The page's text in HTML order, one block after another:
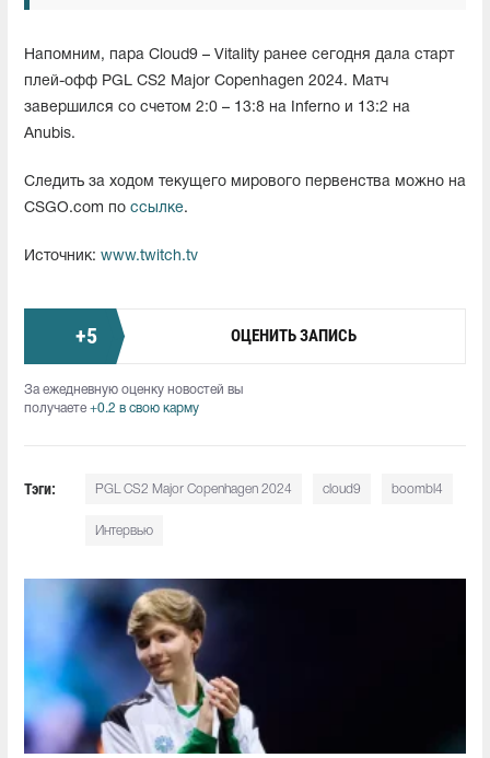
Напомним, пара Cloud9 – Vitality ранее сегодня дала старт
плей-офф PGL CS2 Major Copenhagen 2024. Матч
завершился со счетом 2:0 – 13:8 на Inferno и 13:2 на
Anubis.
Следить за ходом текущего мирового первенства можно на
CSGO.com по ссылке.
Источник: www.twitch.tv
+5 ОЦЕНИТЬ ЗАПИСЬ
За ежедневную оценку новостей вы
получаете +0.2 в свою карму
Тэги: PGL CS2 Major Copenhagen 2024 cloud9 boombl4
Интервью